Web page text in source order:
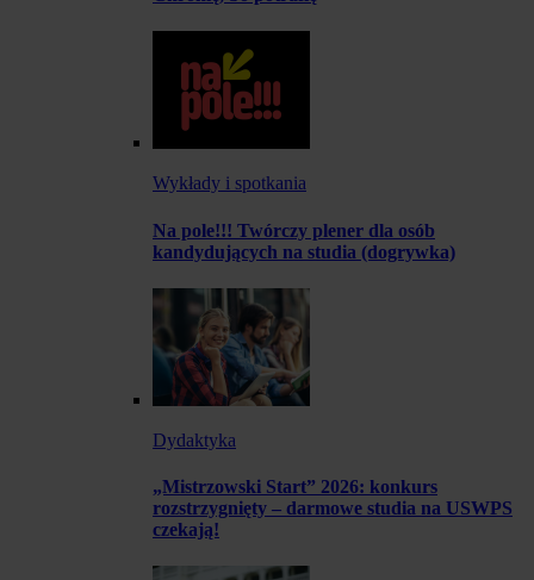
Wykłady i spotkania
Na pole!!! Twórczy plener dla osób
kandydujących na studia (dogrywka)
Dydaktyka
„Mistrzowski Start” 2026: konkurs
rozstrzygnięty – darmowe studia na USWPS
czekają!